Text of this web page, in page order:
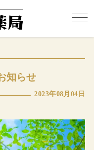
知らせ
2023年08月04日